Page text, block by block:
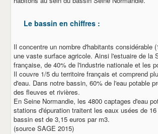
Le bassin en chiffres :
Il concentre un nombre d'habitants considérable
une vaste surface agricole. Ainsi l'estuaire de la
française, de 40% de l'industrie nationale et les
Il couvre 1/5 du territoire français et comprend
d'eau. Dans notre bassin, 60% de l'eau potable
des fleuves et rivières.
En Seine Normandie, les 4800 captages d'eau
stations d'épuration traitent les eaux usées de
bassin est de 3,15 euros par m3.
(source SAGE 2015)